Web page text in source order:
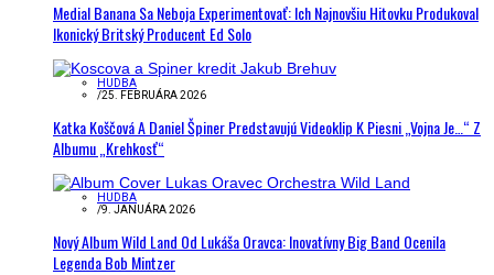
Medial Banana Sa Neboja Experimentovať: Ich Najnovšiu Hitovku Produkoval
Ikonický Britský Producent Ed Solo
HUDBA
/25. FEBRUÁRA 2026
Katka Koščová A Daniel Špiner Predstavujú Videoklip K Piesni „Vojna Je…“ Z
Albumu „Krehkosť“
HUDBA
/9. JANUÁRA 2026
Nový Album Wild Land Od Lukáša Oravca: Inovatívny Big Band Ocenila
Legenda Bob Mintzer